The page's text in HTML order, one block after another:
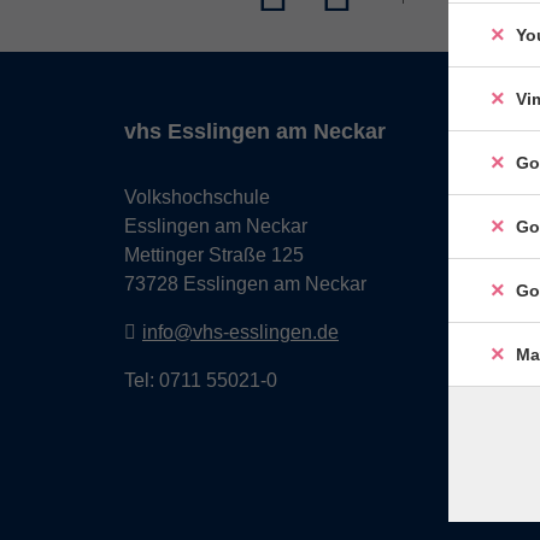
vhs Esslingen am Neckar
Volkshochschule
Esslingen am Neckar
Mettinger Straße 125
73728 Esslingen am Neckar
info@vhs-esslingen.de
Tel: 0711 55021-0